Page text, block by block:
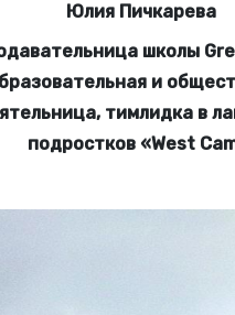
Юлия Пичкарева
школы
и
тимлидка в
подростков «West